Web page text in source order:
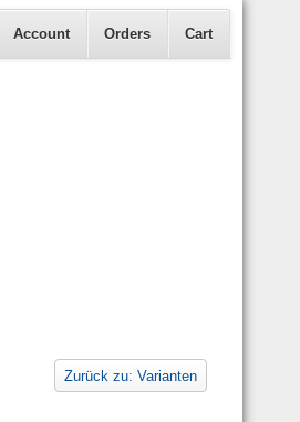
Account Orders Cart
Zurück zu: Varianten